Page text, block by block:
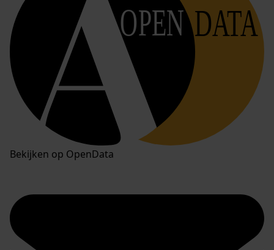
OPEN DATA
Bekijken op OpenData